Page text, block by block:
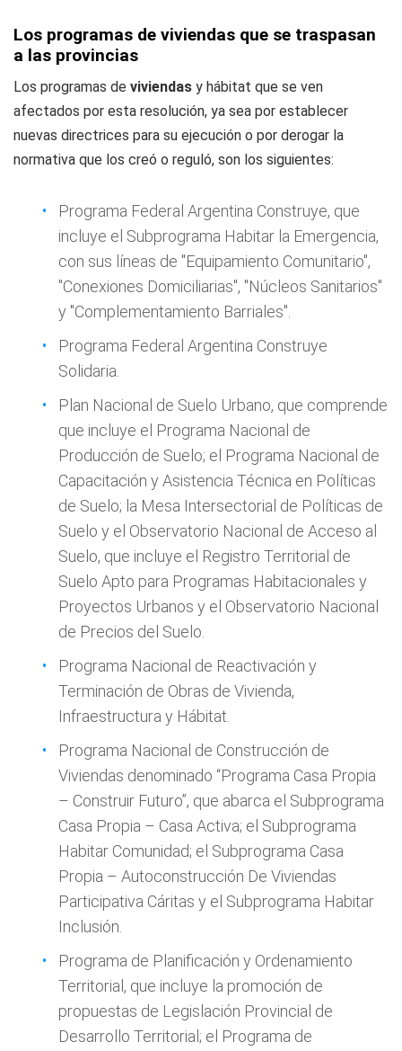
Los programas de viviendas que se traspasan
a las provincias
Los programas de viviendas y hábitat que se ven
afectados por esta resolución, ya sea por establecer
nuevas directrices para su ejecución o por derogar la
normativa que los creó o reguló, son los siguientes:
Programa Federal Argentina Construye, que
incluye el Subprograma Habitar la Emergencia,
con sus líneas de "Equipamiento Comunitario",
"Conexiones Domiciliarias", "Núcleos Sanitarios"
y "Complementamiento Barriales".
Programa Federal Argentina Construye
Solidaria.
Plan Nacional de Suelo Urbano, que comprende
que incluye el Programa Nacional de
Producción de Suelo; el Programa Nacional de
Capacitación y Asistencia Técnica en Políticas
de Suelo; la Mesa Intersectorial de Políticas de
Suelo y el Observatorio Nacional de Acceso al
Suelo, que incluye el Registro Territorial de
Suelo Apto para Programas Habitacionales y
Proyectos Urbanos y el Observatorio Nacional
de Precios del Suelo.
Programa Nacional de Reactivación y
Terminación de Obras de Vivienda,
Infraestructura y Hábitat.
Programa Nacional de Construcción de
Viviendas denominado “Programa Casa Propia
– Construir Futuro”, que abarca el Subprograma
Casa Propia – Casa Activa; el Subprograma
Habitar Comunidad; el Subprograma Casa
Propia – Autoconstrucción De Viviendas
Participativa Cáritas y el Subprograma Habitar
Inclusión.
Programa de Planificación y Ordenamiento
Territorial, que incluye la promoción de
propuestas de Legislación Provincial de
Desarrollo Territorial; el Programa de